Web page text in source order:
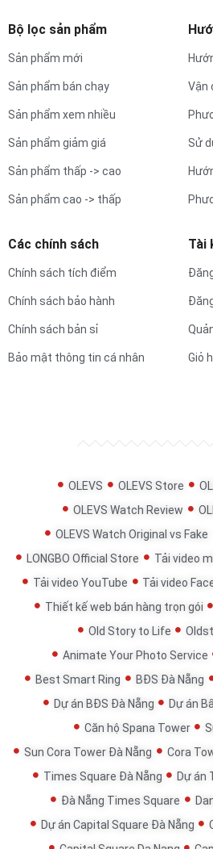
Bộ lọc sản phẩm
Sản phẩm mới
Sản phẩm bán chạy
Sản phẩm xem nhiều
Sản phẩm giảm giá
Sản phẩm thấp -> cao
Sản phẩm cao -> thấp
Vận
Sử
Các chính sách
Chính sách tích điểm
Chính sách bảo hành
Chính sách bản sỉ
Bảo mật thông tin cá nhân
Tài
Giỏ
OLEVS OLEVS Store
OLEVS Watch Review
OLEVS Watch Original vs Fake
LONGBO Official Store
Tải video
Tải video YouTube
Tải video
Thiết kế web bán hàng trọn gói
Old Story to Life
Animate Your Photo Service
Best Smart Ring
BĐS Đà Nẵng
Dự án BĐS Đà Nẵng
Dự án
Căn hộ Spana Tower
Sun Cora Tower Đà Nẵng
Cora
Times Square Đà Nẵng
Dự án
Đà Nẵng Times Square
Dự án Capital Square Đà Nẵng